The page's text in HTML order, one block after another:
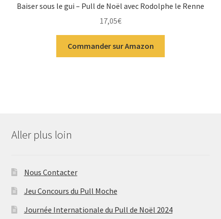
Baiser sous le gui – Pull de Noël avec Rodolphe le Renne
17,05€
Commander sur Amazon
Aller plus loin
Nous Contacter
Jeu Concours du Pull Moche
Journée Internationale du Pull de Noël 2024